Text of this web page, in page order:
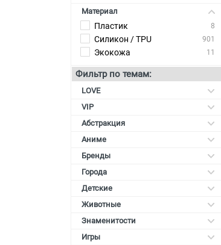
Кабели для смартфонов
Карты памяти
Автоаксессуары для
Смарт гаджеты и аксессуары
Другие аксессуары
Материал
Пластик 8
Силикон / TPU 901
Экокожа 11
Фильтр по темам:
LOVE
VIP
Абстракция
Аниме
Бренды
Города
Детские
Животные
Знаменитости
Игры